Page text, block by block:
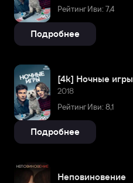
Рейтинг Иви: 7,4
Подробнее
[4k] Ночные игры
2018
Рейтинг Иви: 8,1
Подробнее
Неповиновение